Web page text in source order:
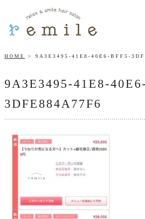
HOME 9A3E3495-41E8-40E6-BFF5-
9A3E3495-41E8-
3DFE884A77F6